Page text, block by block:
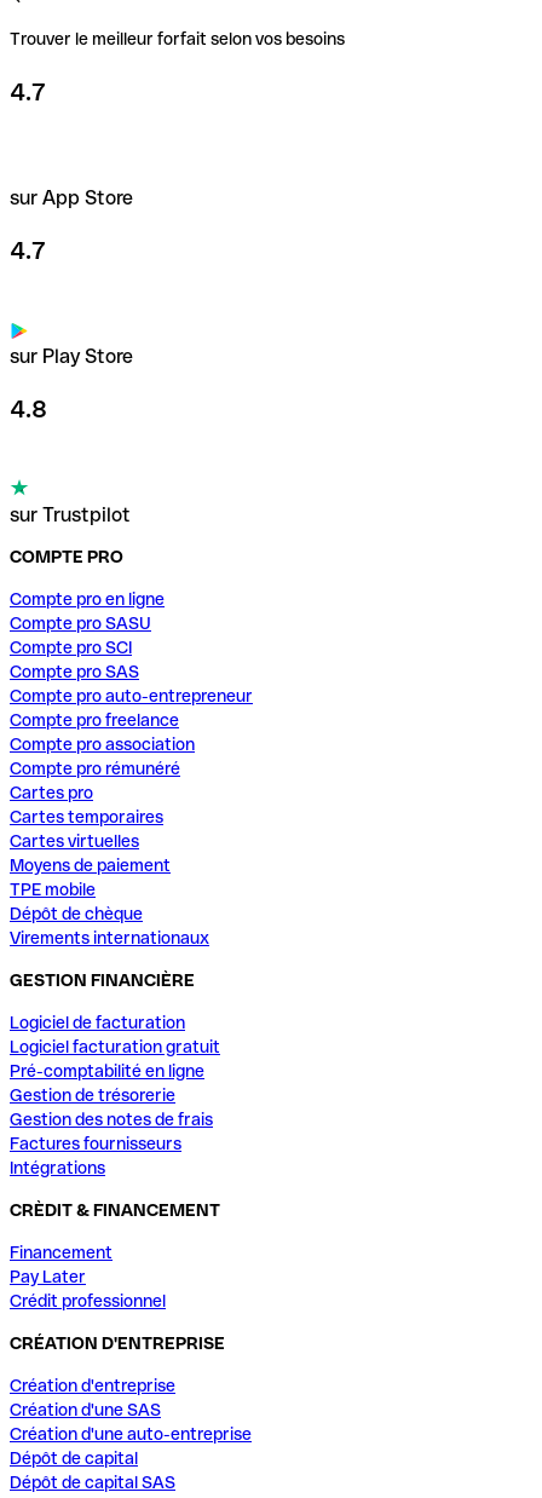
Trouver le meilleur forfait selon vos besoins
4.7
sur App Store
4.7
sur Play Store
4.8
sur Trustpilot
COMPTE PRO
Compte pro en ligne
Compte pro SASU
Compte pro SCI
Compte pro SAS
Compte pro auto-entrepreneur
Compte pro freelance
Compte pro association
Compte pro rémunéré
Cartes pro
Cartes temporaires
Cartes virtuelles
Moyens de paiement
TPE mobile
Dépôt de chèque
Virements internationaux
GESTION FINANCIÈRE
Logiciel de facturation
Logiciel facturation gratuit
Pré-comptabilité en ligne
Gestion de trésorerie
Gestion des notes de frais
Factures fournisseurs
Intégrations
CRÈDIT & FINANCEMENT
Financement
Pay Later
Crédit professionnel
CRÉATION D'ENTREPRISE
Création d'entreprise
Création d'une SAS
Création d'une auto-entreprise
Dépôt de capital
Dépôt de capital SAS